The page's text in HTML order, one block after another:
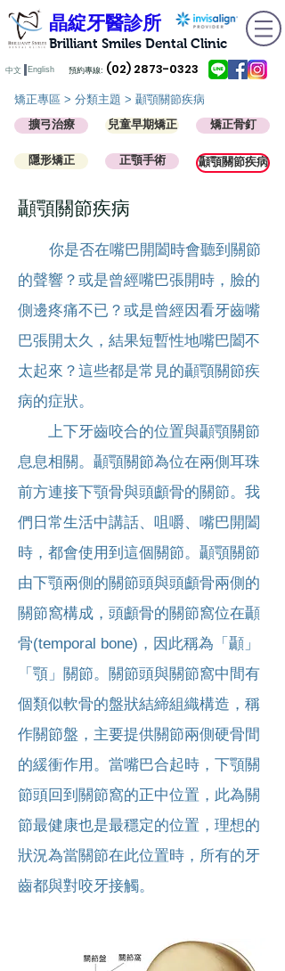
晶綻牙醫診所
Brilliant Smiles Dental Clinic
預約專線: (02) 2873-0323
English
中文
​矯正專區 > 分類主題 > 顳顎關節疾病
擴弓治療 兒童早期矯正 矯正骨釘
隱形矯正 正顎手術 顳顎關節疾病
​顳顎關節疾病
你是否在嘴巴開闔時會聽到關節
的聲響？或是曾經嘴巴張開時，臉的
側邊疼痛不已？或是曾經因看牙齒嘴
巴張開太久，結果短暫性地嘴巴闔不
太起來？這些都是常見的顳顎關節疾
病的症狀。
上下牙齒咬合的位置與顳顎關節
息息相關。顳顎關節為位在兩側耳珠
前方連接下顎骨與頭顱骨的關節。我
們日常生活中講話、咀嚼、嘴巴開闔
時，都會使用到這個關節。顳顎關節
由下顎兩側的關節頭與頭顱骨兩側的
關節窩構成，頭顱骨的關節窩位在顳
骨(temporal bone)，因此稱為「顳」
「顎」關節。關節頭與關節窩中間有
個類似軟骨的盤狀結締組織構造，稱
作關節盤，主要提供關節兩側硬骨間
的緩衝作用。當嘴巴合起時，下顎關
節頭回到關節窩的正中位置，此為關
節最健康也是最穩定的位置，理想的
狀況為當關節在此位置時，所有的牙
齒都與對咬牙接觸。